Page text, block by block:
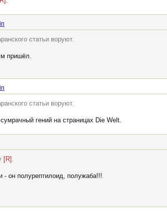
статьи воруют.
пришёл.
статьи воруют.
гений на страницах Die Welt.
[R] .
- он полурептилоид, полужаба!!!